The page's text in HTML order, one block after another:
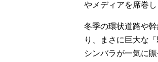
やメディアを席巻し
冬季の環状道路や
り、まさに巨大な
シンバラが一気に